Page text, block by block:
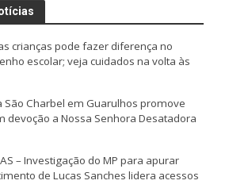
crianças pode fazer diferença no
escolar; veja cuidados na volta às
São Charbel em Guarulhos promove
devoção a Nossa Senhora Desatadora
– Investigação do MP para apurar
de Lucas Sanches lidera acessos